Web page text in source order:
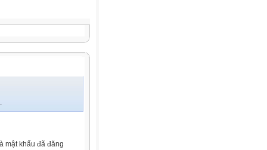
mật khẩu đã đăng